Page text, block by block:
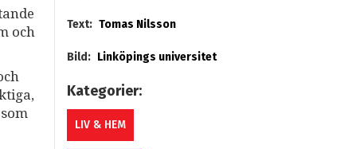
och
Text: Tomas Nilsson
Bild: Linköpings universitet
Kategorier:
LIV & HEM